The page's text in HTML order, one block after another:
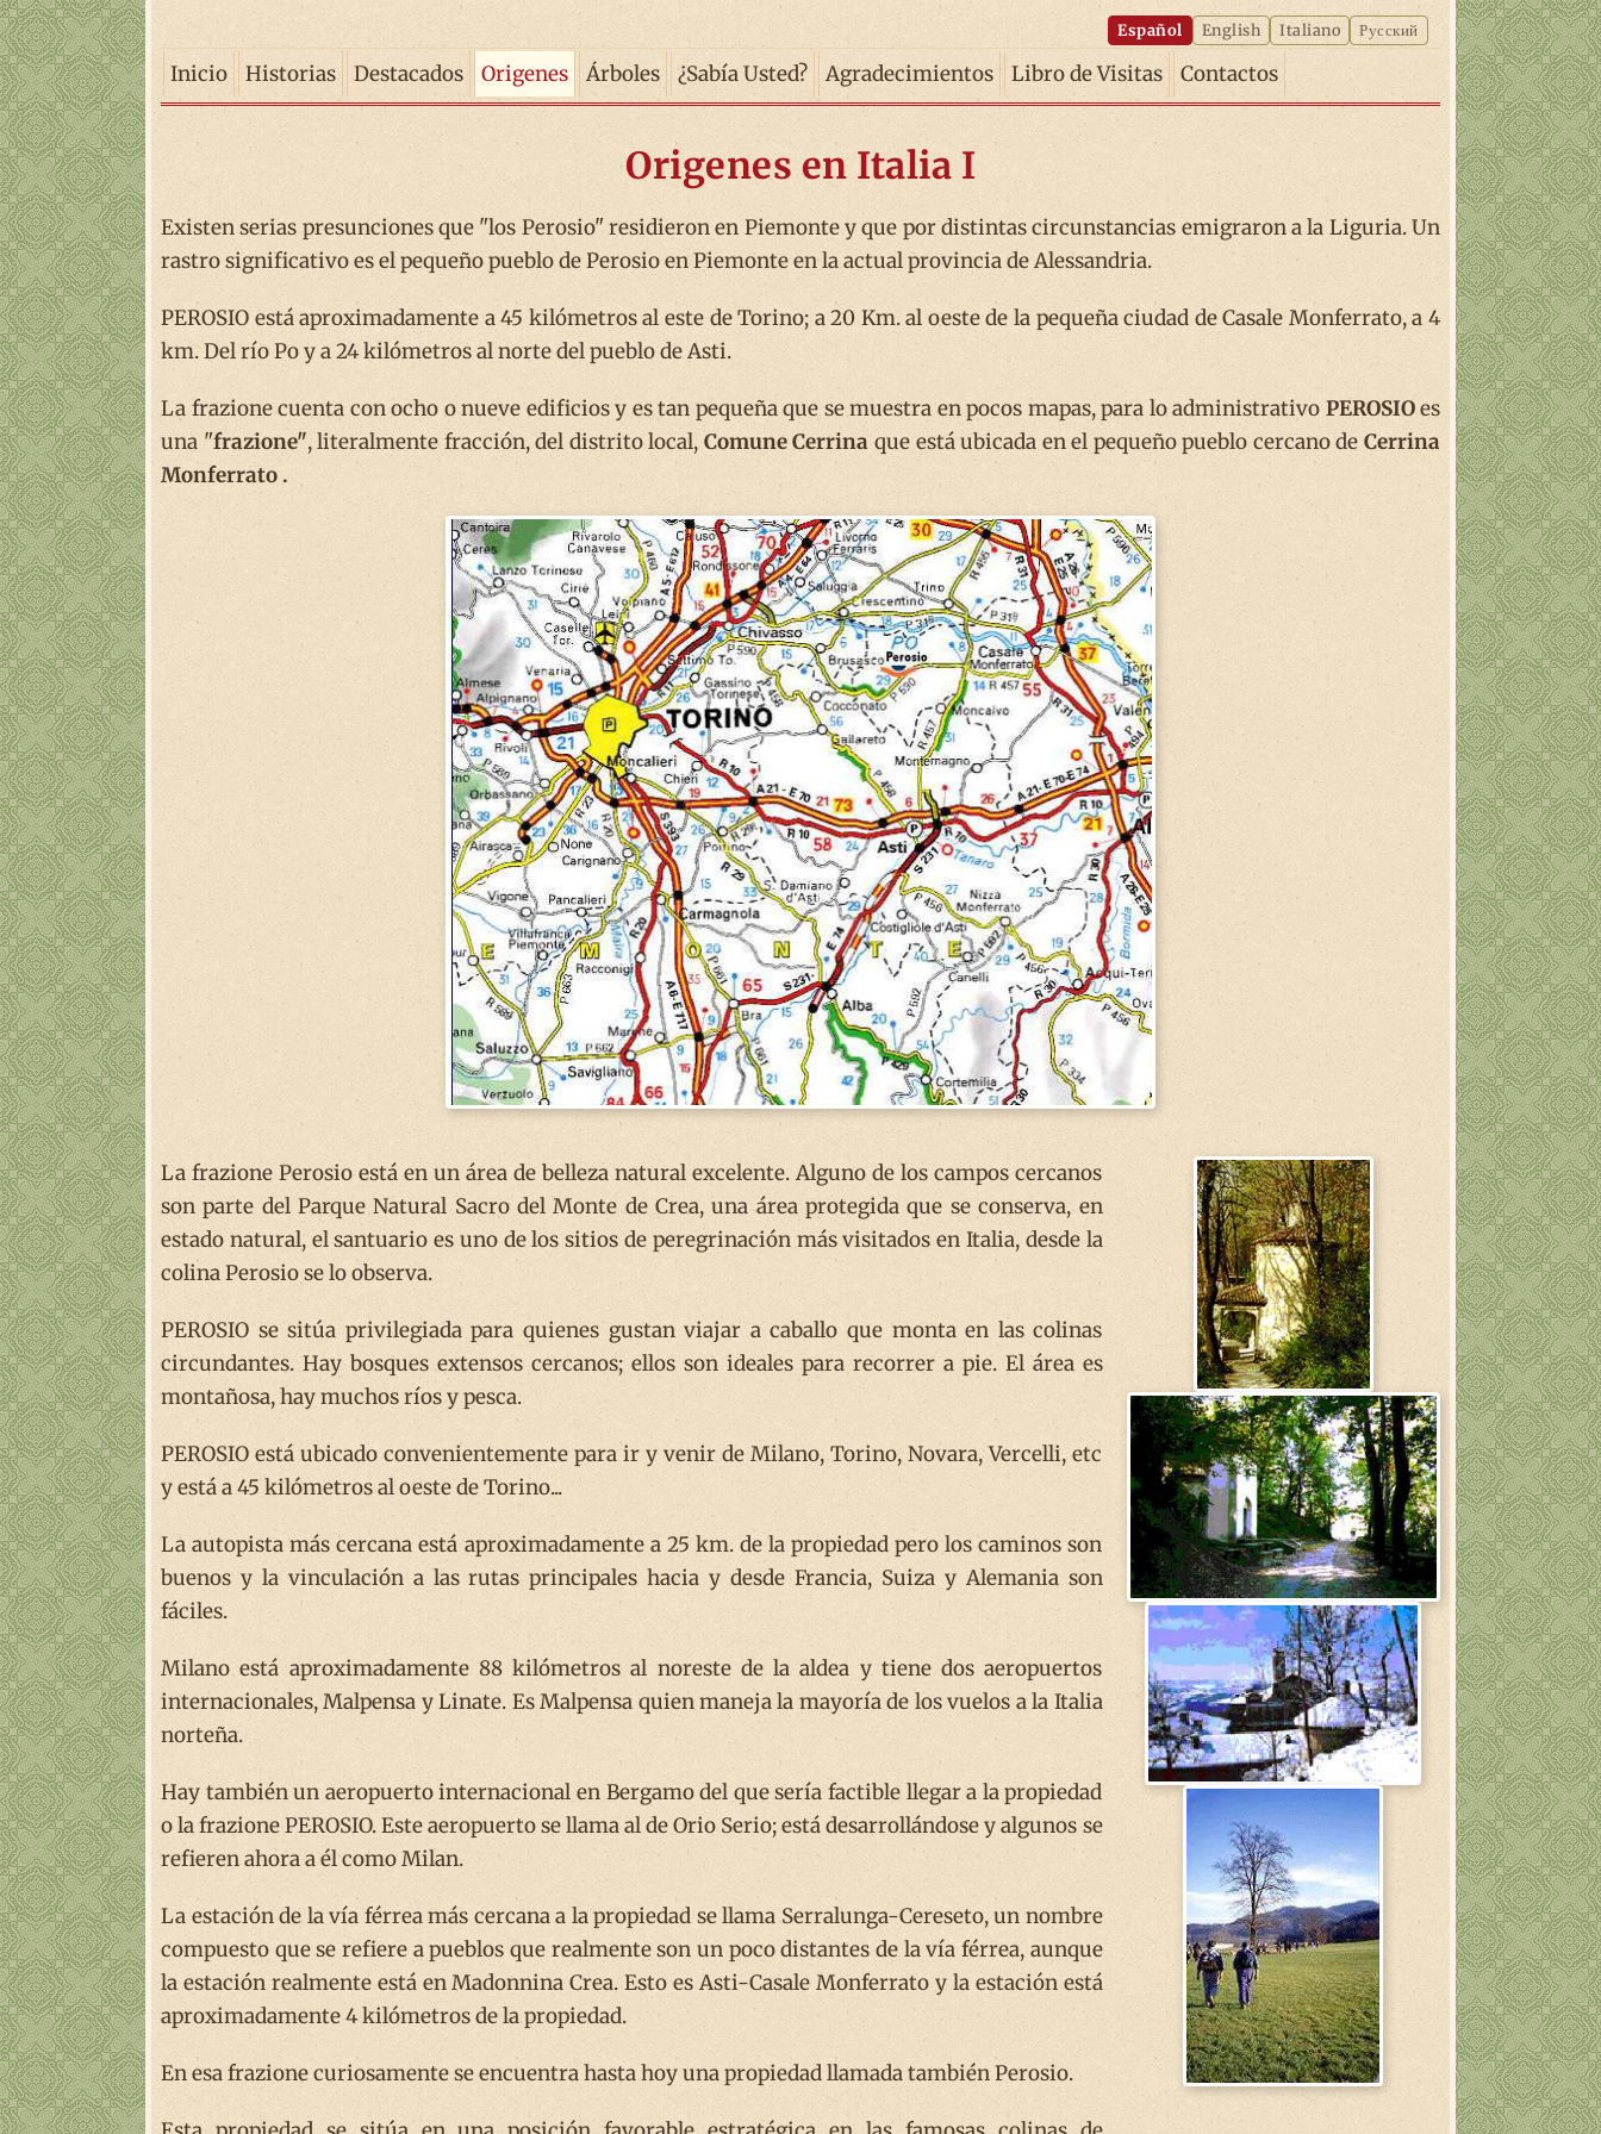
Español English Italiano Русский
Inicio Historias Destacados Origenes Árboles ¿Sabía Usted? Agradecimientos Libro de Visitas Contactos
Origenes en Italia I
Existen serias presunciones que "los Perosio" residieron en Piemonte y que por distintas circunstancias emigraron a la Liguria. Un
rastro significativo es el pequeño pueblo de Perosio en Piemonte en la actual provincia de Alessandria.
PEROSIO está aproximadamente a 45 kilómetros al este de Torino; a 20 Km. al oeste de la pequeña ciudad de Casale Monferrato, a 4
km. Del río Po y a 24 kilómetros al norte del pueblo de Asti.
La frazione cuenta con ocho o nueve edificios y es tan pequeña que se muestra en pocos mapas, para lo administrativoPEROSIOes
una "frazione", literalmente fracción, del distrito local,Comune Cerrina que está ubicada en el pequeño pueblo cercano deCerrina
Monferrato .
La frazione Perosio está en un área de belleza natural excelente. Alguno de los campos cercanos
son parte del Parque Natural Sacro del Monte de Crea, una área protegida que se conserva, en
estado natural, el santuario es uno de los sitios de peregrinación más visitados en Italia, desde la
colina Perosio se lo observa.
PEROSIO se sitúa privilegiada para quienes gustan viajar a caballo que monta en las colinas
circundantes. Hay bosques extensos cercanos; ellos son ideales para recorrer a pie. El área es
montañosa, hay muchos ríos y pesca.
PEROSIO está ubicado convenientemente para ir y venir de Milano, Torino, Novara, Vercelli, etc
y está a 45 kilómetros al oeste de Torino...
La autopista más cercana está aproximadamente a 25 km. de la propiedad pero los caminos son
buenos y la vinculación a las rutas principales hacia y desde Francia, Suiza y Alemania son
fáciles.
Milano está aproximadamente 88 kilómetros al noreste de la aldea y tiene dos aeropuertos
internacionales, Malpensa y Linate. Es Malpensa quien maneja la mayoría de los vuelos a la Italia
norteña.
Hay también un aeropuerto internacional en Bergamo del que sería factible llegar a la propiedad
o la frazione PEROSIO. Este aeropuerto se llama al de Orio Serio; está desarrollándose y algunos se
refieren ahora a él como Milan.
La estación de la vía férrea más cercana a la propiedad se llama Serralunga-Cereseto, un nombre
compuesto que se refiere a pueblos que realmente son un poco distantes de la vía férrea, aunque
la estación realmente está en Madonnina Crea. Esto es Asti-Casale Monferrato y la estación está
aproximadamente 4 kilómetros de la propiedad.
En esa frazione curiosamente se encuentra hasta hoy una propiedad llamada también Perosio.